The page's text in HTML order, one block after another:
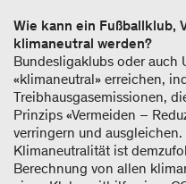
Wie kann ein Fußballklub,
klimaneutral werden?
Bundesligaklubs oder auch
«klimaneutral» erreichen,
Treibhausgasemissionen,
Prinzips «Vermeiden –
verringern und
Klimaneutralität ist
Berechnung von allen